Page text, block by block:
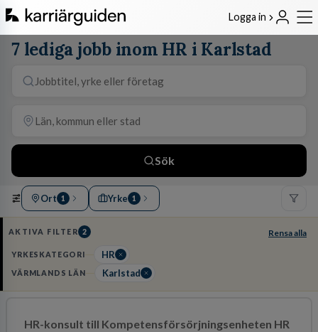
Logga in
7 lediga jobb inom HR i Karlstad
Sök
Ort 1 Yrke 1
AKTIVA FILTER 2 Rensa alla
YRKESKATEGORI HR
VÄRMLANDS LÄN Karlstad
HR-konsult till Kompetensförsörjningsenheten HR